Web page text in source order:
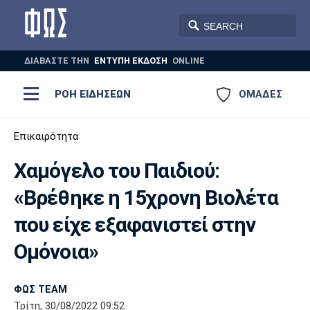
ΔΙΑΒΑΣΤΕ THN ΕΝΤΥΠΗ ΕΚΔΟΣΗ ONLINE
ΟΜΑΔΕΣ
ΡΟΗ ΕΙΔΗΣΕΩΝ
ΠΟΔΟΣΦΑΙΡΟ
ΒΟΛΕΪ
AUTO-MOTO PLUS
Ποδόσφαιρο
Super League 1
Super League 2
Γ Εθνική
Μπάσκετ
Ελλάδα
Εθνική
Ολυμπιακοί Αγώνες
Βόλεϊ
Ολυμπιακός ΑΕΚ ΠΑΟΚ
Επικαιρότητα
Χαμόγελο του Παιδιού:
«Βρέθηκε η 15χρονη Βιολέτα
που είχε εξαφανιστεί στην
Ομόνοια»
ΦΩΣ TEAM
Τρίτη, 30/08/2022 09:52